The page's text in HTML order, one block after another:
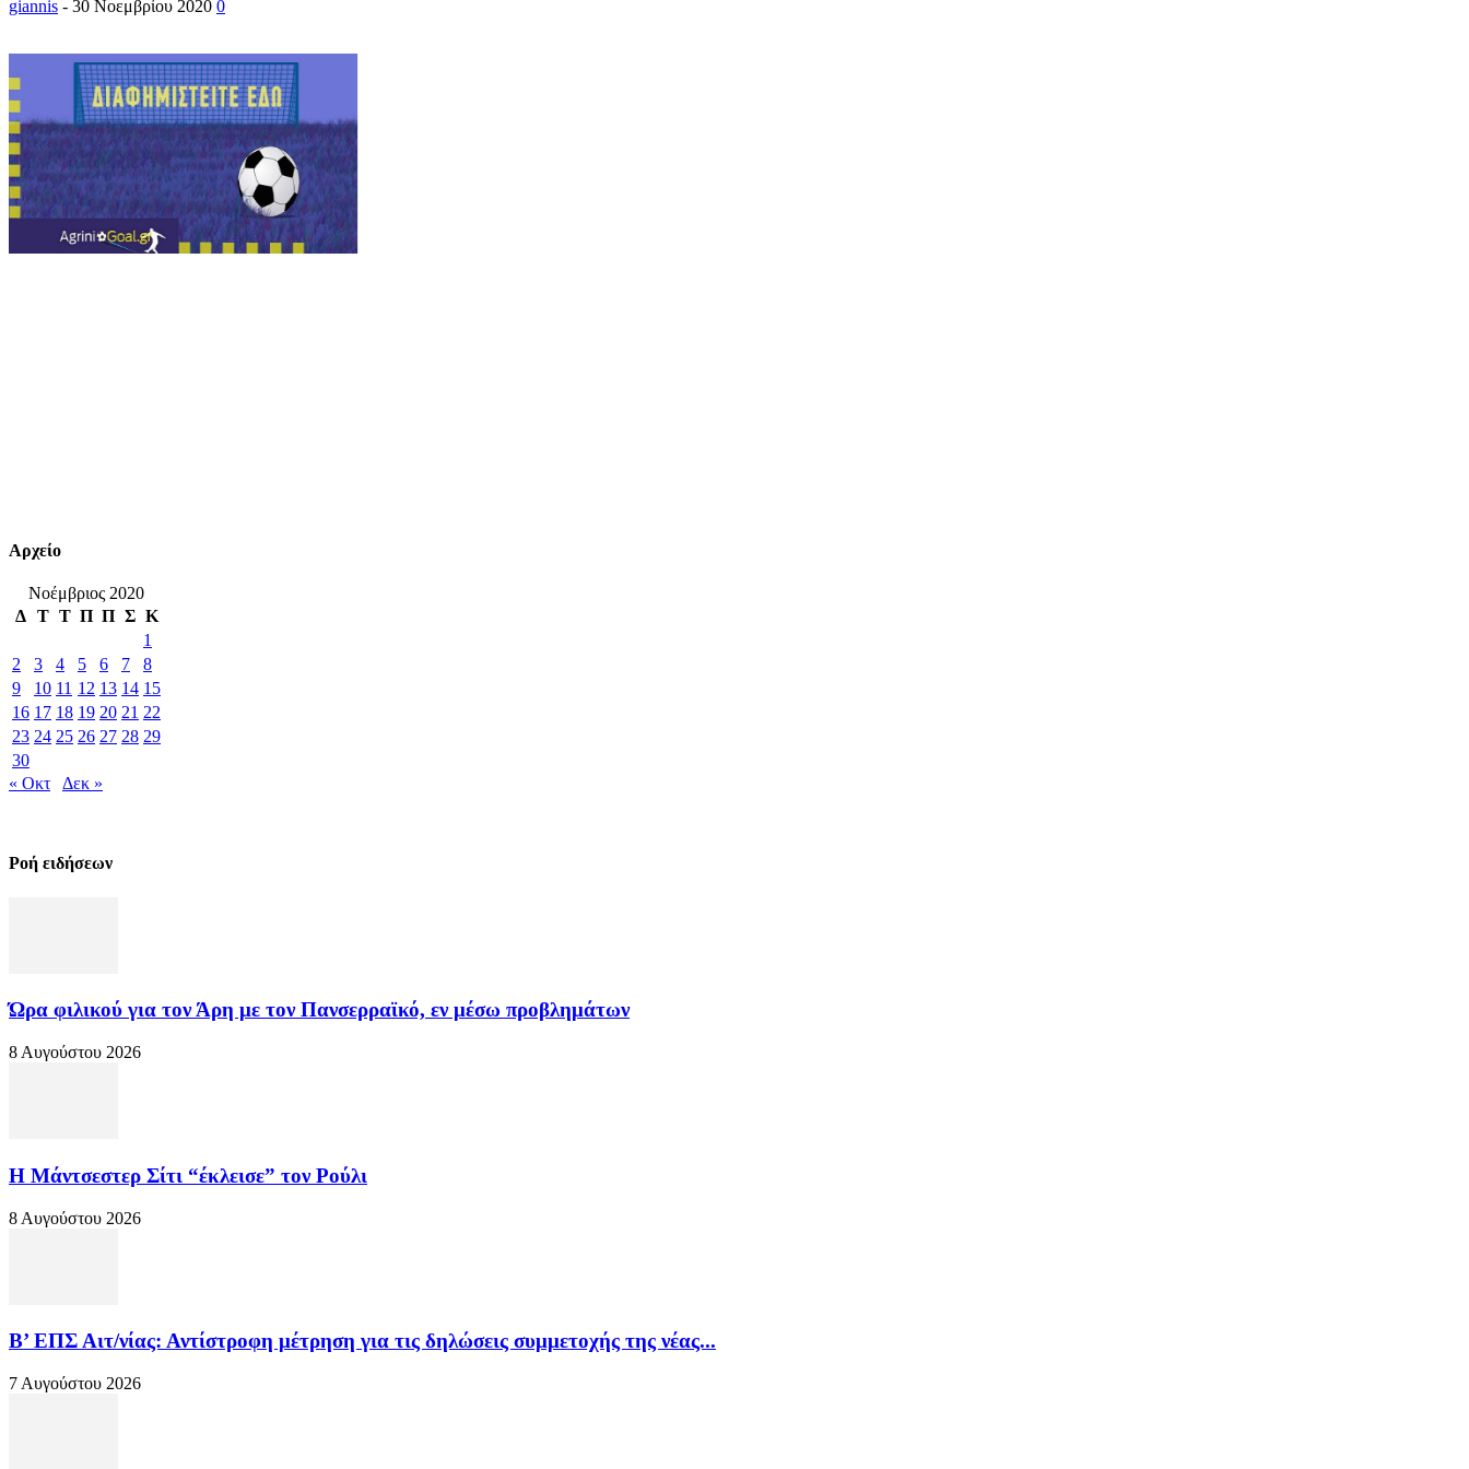
giannis - 30 Νοεμβρίου 2020 0
Αρχείο
Νοέμβριος 2020
Δ Τ Τ Π Π Σ Κ
1
2
3 4 5 6 7
8
9
10 11 12 13 14 15
16 17 18 19 20 21 22
23 24 25 26 27 28 29
30
« Οκτ
Δεκ »
Ροή ειδήσεων
Ώρα φιλικού για τον Άρη με τον Πανσερραϊκό, εν μέσω προβλημάτων
8 Αυγούστου 2026
Η Μάντσεστερ Σίτι “έκλεισε” τον Ρούλι
8 Αυγούστου 2026
Β’ ΕΠΣ Αιτ/νίας: Αντίστροφη μέτρηση για τις δηλώσεις συμμετοχής της νέας...
7 Αυγούστου 2026